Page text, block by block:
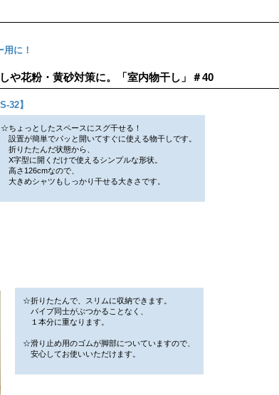
に！
や花粉・黄砂対策に。「室内物干し」＃40
32】
☆ちょっとしたスペースにスグ干せる！
設置が簡単でパッと開いてすぐに使える物干しです。
折りたたんだ状態から、
X字型に開くだけで使えるシンプルな形状。
高さ126cmなので、
大きめシャツもしっかり干せる大きさです。
☆折りたたんで、スリムに収納できます。
パイプ同士がぶつかることなく、
１本分に重なります。
☆滑り止め用のゴムが脚部についていますので、
安心してお使いいただけます。